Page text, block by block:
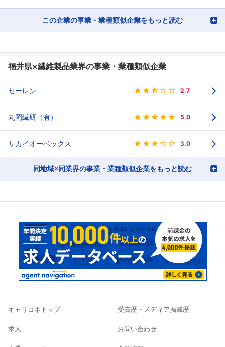
この企業の事業・業種類似企業をもっと読む
福井県×繊維製品業界の事業・業種類似企業
セーレン 2.7
丸岡繊研（有） 5.0
サカイオーベックス 3.0
同地域×同業界の事業・業種類似企業をもっと読む
キャリコネトップ
求人
受賞歴・メディア掲載歴
お問い合わせ